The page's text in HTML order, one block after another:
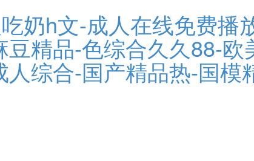
奶h文-成人在线免费播
精品-色综合久久88-
综合-国产精品热-国模